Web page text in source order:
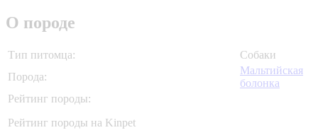
О породе
Тип питомца:
Собаки
Порода:
Мальтийская
болонка
Рейтинг породы:
Рейтинг породы на Kinpet